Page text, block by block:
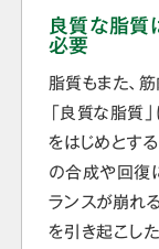
良質な脂
必要
脂質もまた、
「良質な脂質
をはじめとす
の合成や回復
ランスが崩れ
を引き起こし